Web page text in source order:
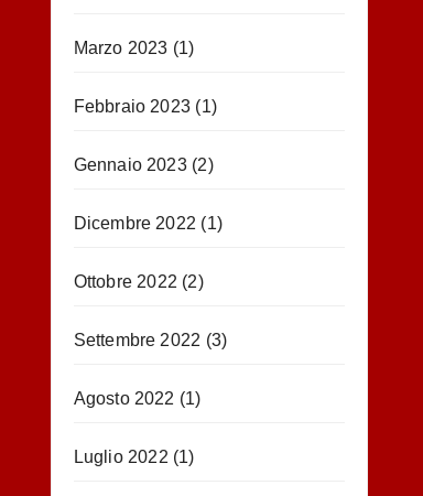
Marzo 2023 (1)
Febbraio 2023 (1)
Gennaio 2023(2)
Dicembre 2022 (1)
Ottobre 2022 (2)
Settembre 2022 (3)
Agosto 2022 (1)
Luglio 2022 (1)